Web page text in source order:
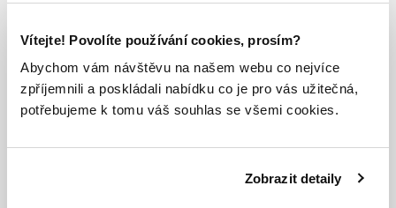
Vítejte! Povolíte používání cookies, prosím?
Abychom vám návštěvu na našem webu co nejvíce
zpříjemnili a poskládali nabídku co je pro vás užitečná,
potřebujeme k tomu váš souhlas se všemi cookies.
Zobrazit detaily
Odesíláme do 24h
Vše máme skladem
ZDARMA